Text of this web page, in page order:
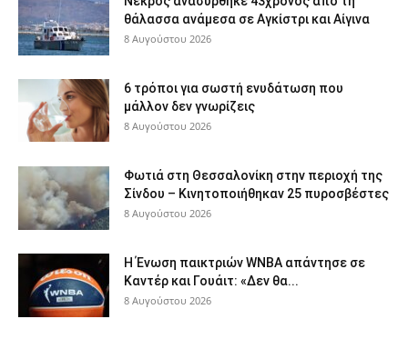
θάλασσα ανάμεσα σε Αγκίστρι και Αίγινα
8 Αυγούστου 2026
6 τρόποι για σωστή ενυδάτωση που
μάλλον δεν γνωρίζεις
8 Αυγούστου 2026
Φωτιά στη Θεσσαλονίκη στην περιοχή της
Σίνδου – Κινητοποιήθηκαν 25 πυροσβέστες
8 Αυγούστου 2026
Η Ένωση παικτριών WNBA απάντησε σε
Καντέρ και Γουάιτ: «Δεν θα...
8 Αυγούστου 2026